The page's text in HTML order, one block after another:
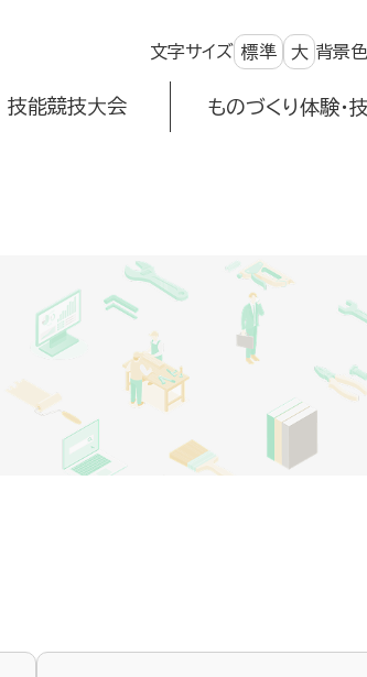
文字サイズ 標準 大 背景色
技能競技⼤会 ものづくり体験・